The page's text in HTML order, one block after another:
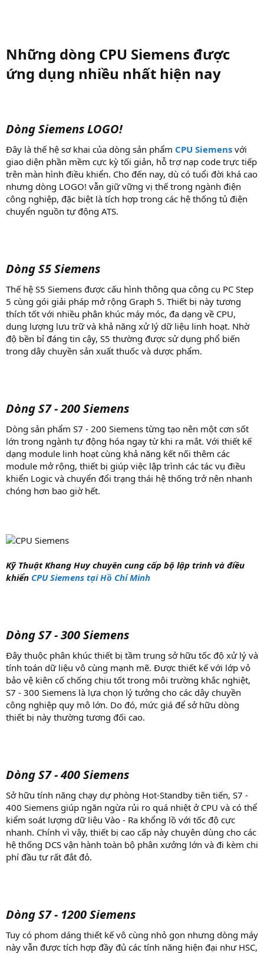
Những dòng CPU Siemens được
ứng dụng nhiều nhất hiện nay
Dòng Siemens LOGO!
Đây là thế hệ sơ khai của dòng sản phẩm CPU Siemens với
giao diện phần mềm cực kỳ tối giản, hỗ trợ nạp code trực tiếp
trên màn hình điều khiển. Cho đến nay, dù có tuổi đời khá cao
nhưng dòng LOGO! vẫn giữ vững vị thế trong ngành điện
công nghiệp, đặc biệt là tích hợp trong các hệ thống tủ điện
chuyển nguồn tự động ATS.
Dòng S5 Siemens
Thế hệ S5 Siemens được cấu hình thông qua công cụ PC Step
5 cùng gói giải pháp mở rộng Graph 5. Thiết bị này tương
thích tốt với nhiều phân khúc máy móc, đa dạng về CPU,
dung lượng lưu trữ và khả năng xử lý dữ liệu linh hoạt. Nhờ
độ bền bỉ đáng tin cậy, S5 thường được sử dụng phổ biến
trong dây chuyền sản xuất thuốc và dược phẩm.
Dòng S7 - 200 Siemens
Dòng sản phẩm S7 - 200 Siemens từng tạo nên một cơn sốt
lớn trong ngành tự động hóa ngay từ khi ra mắt. Với thiết kế
dạng module linh hoạt cùng khả năng kết nối thêm các
module mở rộng, thiết bị giúp việc lập trình các tác vụ điều
khiển Logic và chuyển đổi trạng thái hệ thống trở nên nhanh
chóng hơn bao giờ hết.
Kỹ Thuật Khang Huy chuyên cung cấp bộ lập trình và điều
khiển CPU Siemens tại Hồ Chí Minh
Dòng S7 - 300 Siemens
Đây thuộc phân khúc thiết bị tầm trung sở hữu tốc độ xử lý và
tính toán dữ liệu vô cùng mạnh mẽ. Được thiết kế với lớp vỏ
bảo vệ kiên cố chống chịu tốt trong môi trường khắc nghiệt,
S7 - 300 Siemens là lựa chọn lý tưởng cho các dây chuyền
công nghiệp quy mô lớn. Do đó, mức giá để sở hữu dòng
thiết bị này thường tương đối cao.
Dòng S7 - 400 Siemens
Sở hữu tính năng chạy dự phòng Hot-Standby tiên tiến, S7 -
400 Siemens giúp ngăn ngừa rủi ro quá nhiệt ở CPU và có thể
kiểm soát lượng dữ liệu Vào - Ra khổng lồ với tốc độ cực
nhanh. Chính vì vậy, thiết bị cao cấp này chuyên dùng cho các
hệ thống DCS vận hành toàn bộ phân xưởng lớn và đi kèm chi
phí đầu tư rất đắt đỏ.
Dòng S7 - 1200 Siemens
Tuy có phom dáng thiết kế vô cùng nhỏ gọn nhưng dòng máy
này vẫn được tích hợp đầy đủ các tính năng hiện đại như HSC,